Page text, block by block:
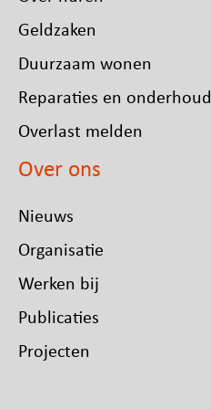
Jaarverslag 2022
Jaarverslag 2021
Jaarverslag 2020
Jaarverslag 2019
Jaarverslag 2018
Geldzaken
Duurzaam wonen
Reparaties en onderhoud
Overlast melden
Over ons
Nieuws
Organisatie
Werken bij
Publicaties
Projecten